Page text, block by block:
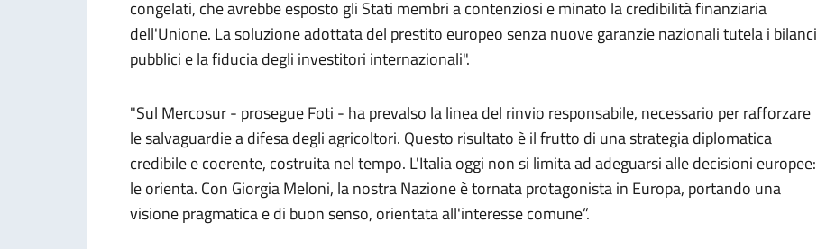
congelati, che avrebbe esposto gli Stati membri a contenziosi e minato la credibilità finanziaria
dell'Unione. La soluzione adottata del prestito europeo senza nuove garanzie nazionali tutela i bilanci
pubblici e la fiducia degli investitori internazionali".
"Sul Mercosur - prosegue Foti - ha prevalso la linea del rinvio responsabile, necessario per rafforzare
le salvaguardie a difesa degli agricoltori. Questo risultato è il frutto di una strategia diplomatica
credibile e coerente, costruita nel tempo. L'Italia oggi non si limita ad adeguarsi alle decisioni europee:
le orienta. Con Giorgia Meloni, la nostra Nazione è tornata protagonista in Europa, portando una
visione pragmatica e di buon senso, orientata all'interesse comune”.